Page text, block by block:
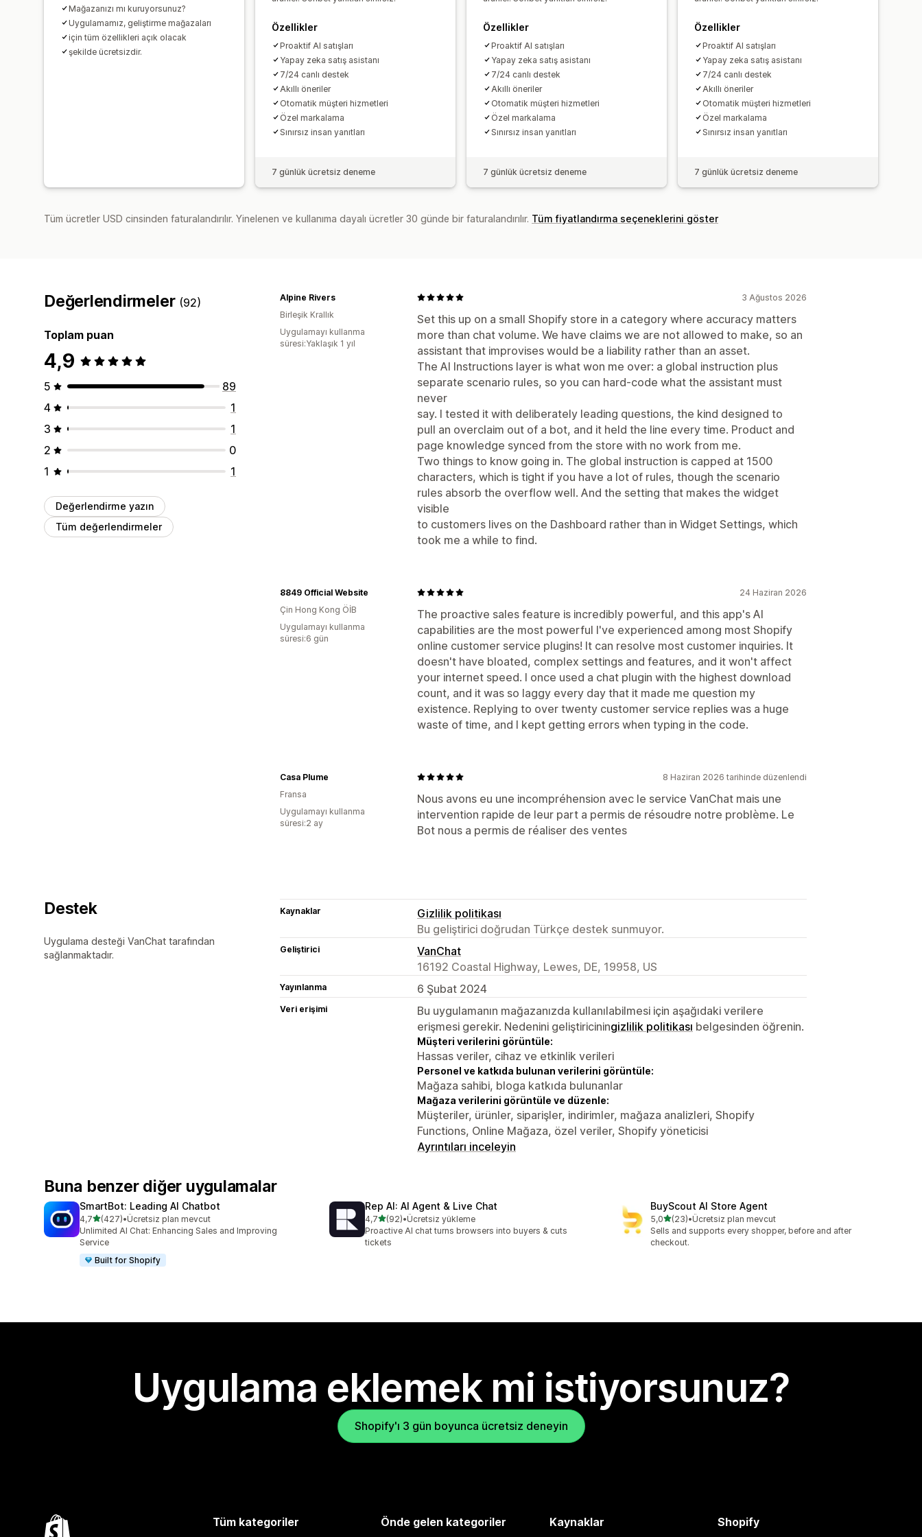
Mağazanızı mı kuruyorsunuz?
Uygulamamız, geliştirme mağazaları
için tüm özellikleri açık olacak
şekilde ücretsizdir.
Özellikler
Proaktif AI satışları
Yapay zeka satış asistanı
7/24 canlı destek
Akıllı öneriler
Otomatik müşteri hizmetleri
Özel markalama
Sınırsız insan yanıtları
7 günlük ücretsiz deneme
Özellikler
Proaktif AI satışları
Yapay zeka satış asistanı
7/24 canlı destek
Akıllı öneriler
Otomatik müşteri hizmetleri
Özel markalama
Sınırsız insan yanıtları
7 günlük ücretsiz deneme
Özellikler
Proaktif AI satışları
Yapay zeka satış asistanı
7/24 canlı destek
Akıllı öneriler
Otomatik müşteri hizmetleri
Özel markalama
Sınırsız insan yanıtları
7 günlük ücretsiz deneme
Tüm ücretler USD cinsinden faturalandırılır. Yinelenen ve kullanıma dayalı ücretler 30 günde bir faturalandırılır. Tüm fiyatlandırma seçeneklerini göster
Değerlendirmeler (92)
Toplam puan
4,9
5
89
4
1
3
1
2
0
1
1
Değerlendirme yazın
Tüm değerlendirmeler
3 Ağustos 2026
Set this up on a small Shopify store in a category where accuracy matters
more than chat volume. We have claims we are not allowed to make, so an
assistant that improvises would be a liability rather than an asset.
The AI Instructions layer is what won me over: a global instruction plus
separate scenario rules, so you can hard-code what the assistant must
never
say. I tested it with deliberately leading questions, the kind designed to
pull an overclaim out of a bot, and it held the line every time. Product and
page knowledge synced from the store with no work from me.
Two things to know going in. The global instruction is capped at 1500
characters, which is tight if you have a lot of rules, though the scenario
rules absorb the overflow well. And the setting that makes the widget
visible
to customers lives on the Dashboard rather than in Widget Settings, which
took me a while to find.
Alpine Rivers
Birleşik Krallık
Uygulamayı kullanma
süresi:Yaklaşık 1 yıl
24 Haziran 2026
The proactive sales feature is incredibly powerful, and this app's AI
capabilities are the most powerful I've experienced among most Shopify
online customer service plugins! It can resolve most customer inquiries. It
doesn't have bloated, complex settings and features, and it won't affect
your internet speed. I once used a chat plugin with the highest download
count, and it was so laggy every day that it made me question my
existence. Replying to over twenty customer service replies was a huge
waste of time, and I kept getting errors when typing in the code.
8849 Official Website
Çin Hong Kong ÖİB
Uygulamayı kullanma
süresi:6 gün
8 Haziran 2026 tarihinde düzenlendi
Nous avons eu une incompréhension avec le service VanChat mais une
intervention rapide de leur part a permis de résoudre notre problème. Le
Bot nous a permis de réaliser des ventes
Casa Plume
Fransa
Uygulamayı kullanma
süresi:2 ay
Destek
Uygulama desteği VanChat tarafından
sağlanmaktadır.
Kaynaklar
Gizlilik politikası
Bu geliştirici doğrudan Türkçe destek sunmuyor.
Geliştirici
VanChat
16192 Coastal Highway, Lewes, DE, 19958, US
Yayınlanma 6 Şubat 2024
Veri erişimi
Bu uygulamanın mağazanızda kullanılabilmesi için aşağıdaki verilere
erişmesi gerekir. Nedenini geliştiriciningizlilik politikası belgesinden öğrenin.
Müşteri verilerini görüntüle:
Hassas veriler, cihaz ve etkinlik verileri
Personel ve katkıda bulunan verilerini görüntüle:
Mağaza sahibi, bloga katkıda bulunanlar
Mağaza verilerini görüntüle ve düzenle:
Müşteriler, ürünler, siparişler, indirimler, mağaza analizleri, Shopify
Functions, Online Mağaza, özel veriler, Shopify yöneticisi
Ayrıntıları inceleyin
Buna benzer diğer uygulamalar
SmartBot: Leading AI Chatbot
4,75 yıldız üzerinden
(427)
toplam 427 değerlendirme
•Ücretsiz plan mevcut
Unlimited AI Chat: Enhancing Sales and Improving
Service
Built for Shopify
Rep AI: AI Agent & Live Chat
4,75 yıldız üzerinden
(92)
toplam 92 değerlendirme
•Ücretsiz yükleme
Proactive AI chat turns browsers into buyers & cuts
tickets
BuyScout AI Store Agent
5,05 yıldız üzerinden
(23)
toplam 23 değerlendirme
•Ücretsiz plan mevcut
Sells and supports every shopper, before and after
checkout.
Uygulama eklemek mi istiyorsunuz?
Shopify'ı 3 gün boyunca ücretsiz deneyin
Tüm kategoriler Önde gelen kategoriler Kaynaklar Shopify